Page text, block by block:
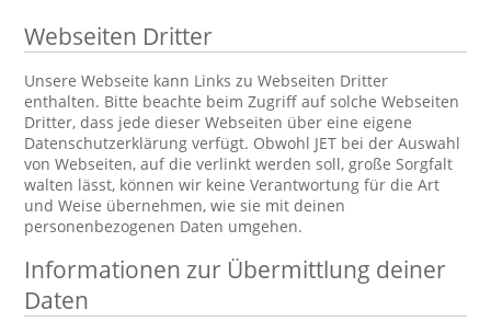
Webseiten Dritter
Unsere Webseite kann Links zu Webseiten Dritter
enthalten. Bitte beachte beim Zugriff auf solche Webseiten
Dritter, dass jede dieser Webseiten über eine eigene
Datenschutzerklärung verfügt. Obwohl JET bei der Auswahl
von Webseiten, auf die verlinkt werden soll, große Sorgfalt
walten lässt, können wir keine Verantwortung für die Art
und Weise übernehmen, wie sie mit deinen
personenbezogenen Daten umgehen.
Informationen zur Übermittlung deiner
Daten